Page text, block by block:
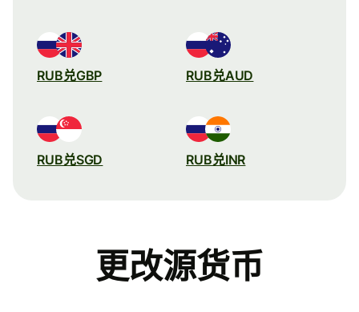
RUB兑GBP RUB兑AUD
RUB兑SGD RUB兑INR
更改源货币